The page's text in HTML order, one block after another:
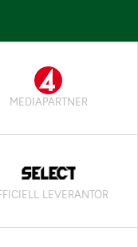
MEDIAPARTNER
LEVERANTÖR